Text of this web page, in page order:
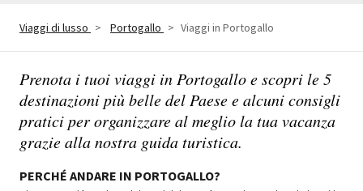
Viaggi di lusso > Portogallo > Viaggi in Portogallo
Prenota i tuoi viaggi in Portogallo e scopri le 5
destinazioni più belle del Paese e alcuni consigli
pratici per organizzare al meglio la tua vacanza
grazie alla nostra guida turistica.
PERCHÉ ANDARE IN PORTOGALLO?